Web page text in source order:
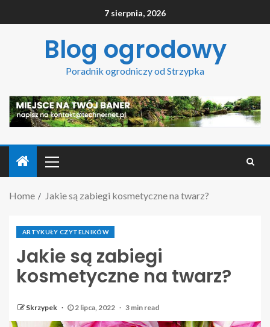
7 sierpnia, 2026
Blog ogrodowy
Poradnik ogrodniczy od Strzypka
Home Jakie są zabiegi kosmetyczne na twarz?
ARTYKUŁY CZYTELNIKÓW
Jakie są zabiegi
kosmetyczne na twarz?
Skrzypek 2 lipca, 2022 3 min read